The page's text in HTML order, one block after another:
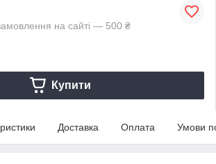
на сайті — 500 ₴
Купити
Доставка Оплата Умови